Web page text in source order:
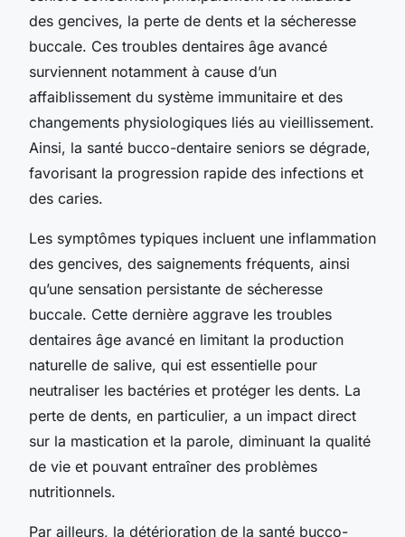
des gencives, la perte de dents et la sécheresse
buccale. Ces troubles dentaires âge avancé
surviennent notamment à cause d’un
affaiblissement du système immunitaire et des
changements physiologiques liés au vieillissement.
Ainsi, la santé bucco-dentaire seniors se dégrade,
favorisant la progression rapide des infections et
des caries.
Les symptômes typiques incluent une inflammation
des gencives, des saignements fréquents, ainsi
qu’une sensation persistante de sécheresse
buccale. Cette dernière aggrave les troubles
dentaires âge avancé en limitant la production
naturelle de salive, qui est essentielle pour
neutraliser les bactéries et protéger les dents. La
perte de dents, en particulier, a un impact direct
sur la mastication et la parole, diminuant la qualité
de vie et pouvant entraîner des problèmes
nutritionnels.
Par ailleurs, la détérioration de la santé bucco-